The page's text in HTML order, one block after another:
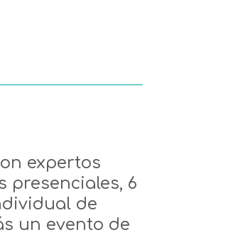
expertos
presenciales, 6
de
un evento de